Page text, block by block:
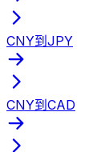
CNY到JPY
CNY到CAD